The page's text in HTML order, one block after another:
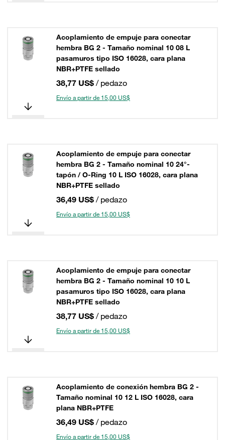
Acoplamiento de empuje para conectar
hembra BG 2 - Tamaño nominal 10 08 L
pasamuros tipo ISO 16028, cara plana
NBR+PTFE sellado
38,77 US$ / pedazo
Envío a partir de 15,00 US$
Acoplamiento de empuje para conectar
hembra BG 2 - Tamaño nominal 10 24°-
tapón / O-Ring 10 L ISO 16028, cara plana
NBR+PTFE sellado
36,49 US$ / pedazo
Envío a partir de 15,00 US$
Acoplamiento de empuje para conectar
hembra BG 2 - Tamaño nominal 10 10 L
pasamuros tipo ISO 16028, cara plana
NBR+PTFE sellado
38,77 US$ / pedazo
Envío a partir de 15,00 US$
Acoplamiento de conexión hembra BG 2 -
Tamaño nominal 10 12 L ISO 16028, cara
plana NBR+PTFE
36,49 US$ / pedazo
Envío a partir de 15,00 US$